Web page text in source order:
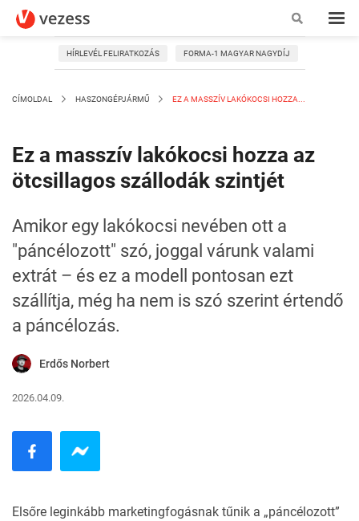
HÍRLEVÉL FELIRATKOZÁS FORMA-1 MAGYAR NAGYDÍJ
CÍMOLDAL HASZONGÉPJÁRMŰ EZ A MASSZÍV LAKÓKOCSI HOZZA...
Ez a masszív lakókocsi hozza az
ötcsillagos szállodák szintjét
Amikor egy lakókocsi nevében ott a
"páncélozott" szó, joggal várunk valami
extrát – és ez a modell pontosan ezt
szállítja, még ha nem is szó szerint értendő
a páncélozás.
Erdős Norbert
2026.04.09.
Elsőre leginkább marketingfogásnak tűnik a „páncélozott”